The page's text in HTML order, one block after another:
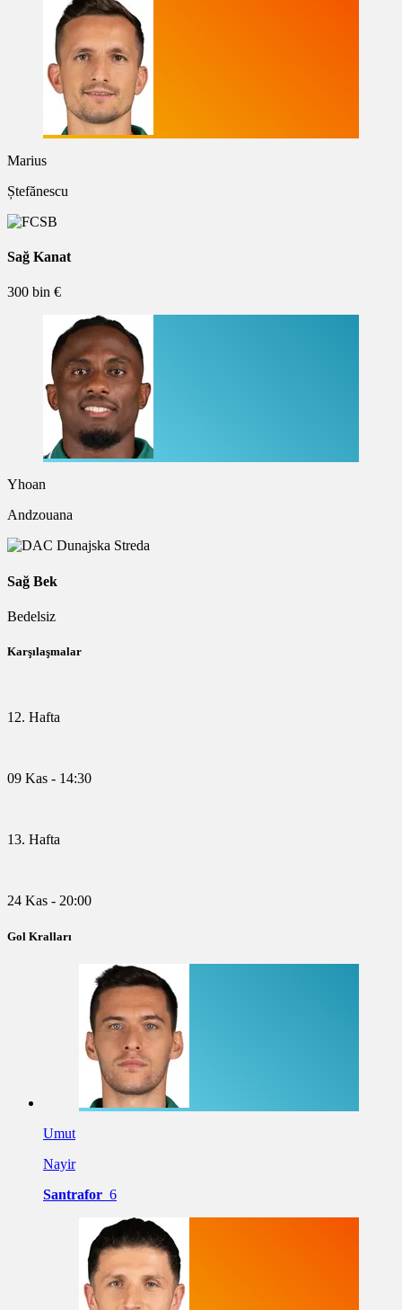
Marius
Ștefănescu
Sağ Kanat
300 bin €
Yhoan
Andzouana
Sağ Bek
Bedelsiz
Karşılaşmalar
12. Hafta
09 Kas - 14:30
13. Hafta
24 Kas - 20:00
Gol Kralları
Umut
Nayir
Santrafor 6